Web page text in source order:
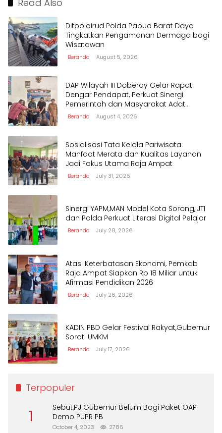
Read Also
Ditpolairud Polda Papua Barat Daya
Tingkatkan Pengamanan Dermaga bagi
Wisatawan
Beranda August 5, 2026
DAP Wilayah III Doberay Gelar Rapat
Dengar Pendapat, Perkuat Sinergi
Pemerintah dan Masyarakat Adat
Mengawal Pembangunan Papua Barat
Beranda August 4, 2026
Sosialisasi Tata Kelola Pariwisata:
Manfaat Merata dan Kualitas Layanan
Jadi Fokus Utama Raja Ampat
Beranda July 31, 2026
Sinergi YAPM,MAN Model Kota Sorong,IJTI
dan Polda Perkuat Literasi Digital Pelajar
Beranda July 28, 2026
Atasi Keterbatasan Ekonomi, Pemkab
Raja Ampat Siapkan Rp 18 Miliar untuk
Afirmasi Pendidikan 2026
Beranda July 26, 2026
KADIN PBD Gelar Festival Rakyat,Gubernur
Soroti UMKM
Beranda July 17, 2026
Terpopuler
1
Sebut,PJ Gubernur Belum Bagi Paket OAP
Demo PUPR PB
October 4, 2023 2786